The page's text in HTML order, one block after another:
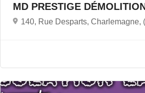
MD PRESTIGE
140, Rue Desparts, Charlemagne,